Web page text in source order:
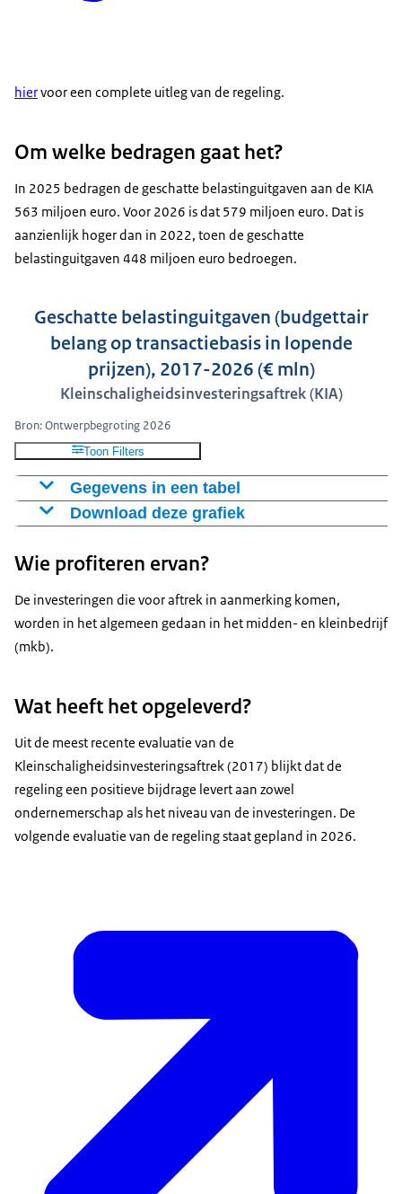
hiervoor een complete uitleg van de regeling.
Om welke bedragen gaat het?
In 2025 bedragen de geschatte belastinguitgaven aan de KIA
563 miljoen euro. Voor 2026 is dat 579 miljoen euro. Dat is
aanzienlijk hoger dan in 2022, toen de geschatte
belastinguitgaven 448 miljoen euro bedroegen.
Geschatte belastinguitgaven (budgettair
belang op transactiebasis in lopende
prijzen), 2017-2026 (€ mln)
Kleinschaligheidsinvesteringsaftrek (KIA)
Bron: Ontwerpbegroting 2026
Toon Filters
Gegevens in een tabel
� mln
2018400
2020
415
2024 552
2025563
2026579
Download deze grafiek
Download CSV-bestand
Wie profiteren ervan?
De investeringen die voor aftrek in aanmerking komen,
worden in het algemeen gedaan in het midden- en kleinbedrijf
(mkb).
Wat heeft het opgeleverd?
Uit de meest recente evaluatie van de
Kleinschaligheidsinvesteringsaftrek (2017) blijkt dat de
regeling een positieve bijdrage levert aan zowel
ondernemerschap als het niveau van de investeringen. De
volgende evaluatie van de regeling staat gepland in 2026.